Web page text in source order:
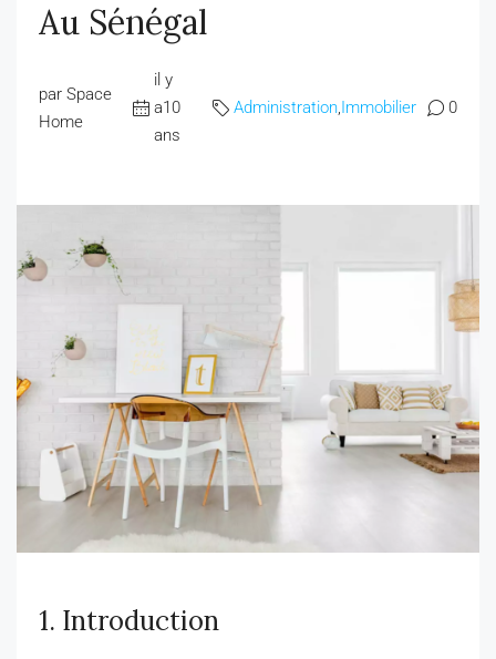
Au Sénégal
par Space
Home
il y
a10
ans
Administration,Immobilier 0
1. Introduction